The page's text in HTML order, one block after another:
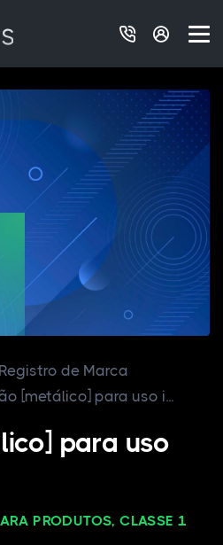
de Marca
[metálico] para uso i...
para uso
PRODUTOS, CLASSE 1